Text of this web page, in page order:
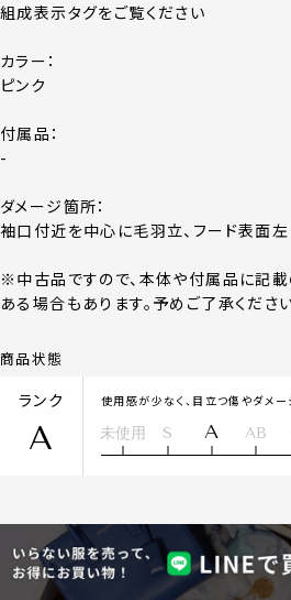
組成表示タグをご覧ください
カラー：
ピンク
付属品：
-
ダメージ箇所：
袖口付近を中心に毛羽立、フード表面
※中古品ですので、本体や付属品に記
ある場合もあります。予めご了承ください
商品状態
ランク
A
使用感が少なく、目立つ傷やダメ
未使用 S A AB